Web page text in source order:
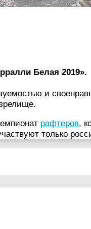
Белая 2019».
и
рафтеров,
только